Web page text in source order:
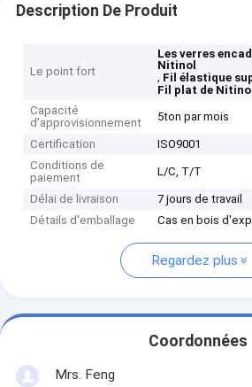
Description De Produit
Le point fort
Les verres
Nitinol
, Fil élastique
Fil plat de
Capacité
d'approvisionnement
5ton par mois
Certification
ISO9001
Conditions de
paiement
L/C, T/T
Délai de livraison
7 jours de travail
Détails d'emballage
Cas en bois
Regardez plus
Coordonnées
Mrs. Feng